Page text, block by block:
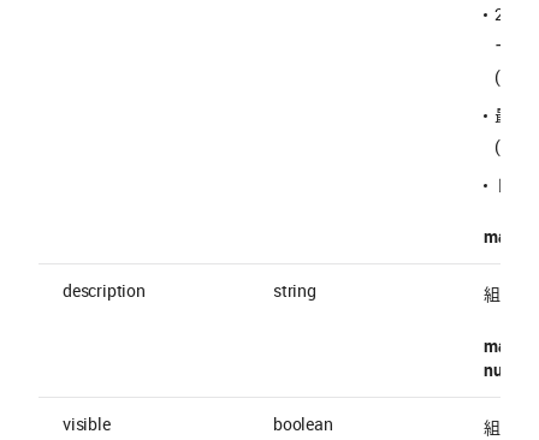
2～
ーバ
("
最初
("
ドッ
description string 組織説
visible boolean 組織公